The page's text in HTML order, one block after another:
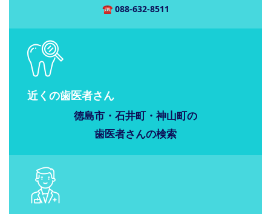
☎ 088-632-8511
近くの歯医者さん
徳島市・石井町・神山町の
歯医者さんの検索